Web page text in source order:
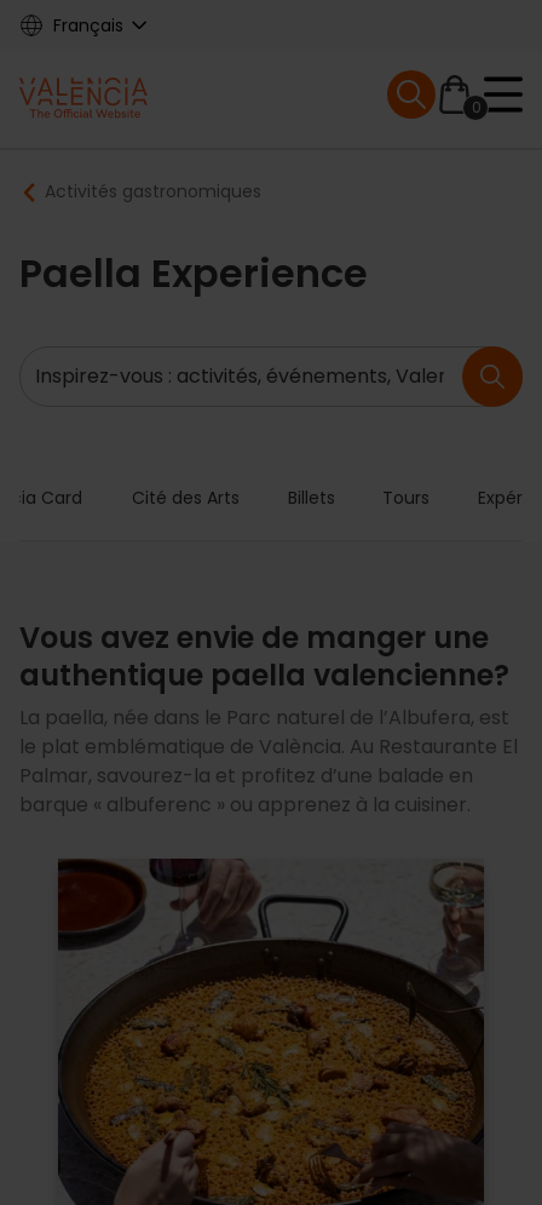
Skip
content
Français
Main
navigation
0
Mobile menu
Breadcrumb
Activités gastronomiques
Paella Experience
Recherche
Card Cité des Arts Billets Tours
Vous avez envie de manger une
authentique paella valencienne?
La paella, née dans le Parc naturel de l’Albufera, est
le plat emblématique de València. Au Restaurante El
Palmar, savourez-la et profitez d’une balade en
barque « albuferenc » ou apprenez à la cuisiner.